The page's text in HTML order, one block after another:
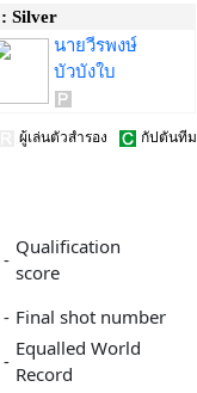
Silver
นายวีรพงษ์
บัวบังใบ
ผู้เล่นตัวสำรอง กัปตันทีม
-
Qualification
score
- Final shot number
-
Equalled World
Record